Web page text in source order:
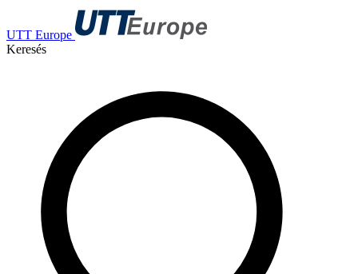
UTT Europe
Keresés